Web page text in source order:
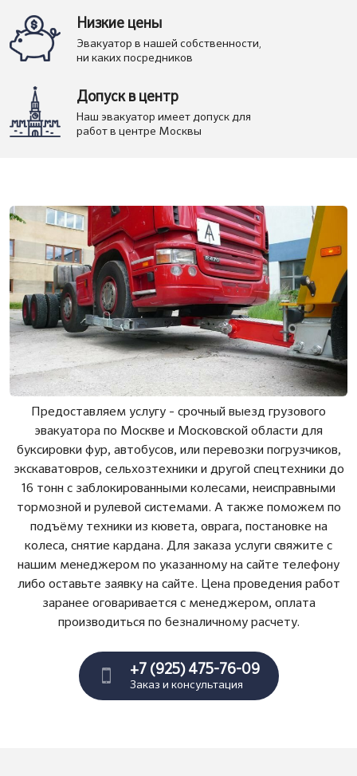
Низкие цены
Эвакуатор в нашей собственности,
ни каких посредников
Допуск в центр
Наш эвакуатор имеет допуск для
работ в центре Москвы
Предоставляем услугу - срочный выезд грузового
эвакуатора по Москве и Московской области для
буксировки фур, автобусов, или перевозки погрузчиков,
экскаватовров, сельхозтехники и другой спецтехники до
16 тонн с заблокированными колесами, неисправными
тормозной и рулевой системами. А также поможем по
подъёму техники из кювета, оврага, постановке на
колеса, снятие кардана. Для заказа услуги свяжите с
нашим менеджером по указанному на сайте телефону
либо оставьте заявку на сайте. Цена проведения работ
заранее оговаривается с менеджером, оплата
производиться по безналичному расчету.
+7 (925) 475-76-09
Заказ и консультация